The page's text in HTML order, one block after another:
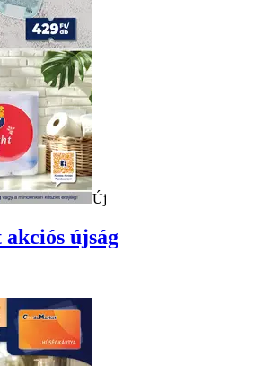
Új
akciós újság